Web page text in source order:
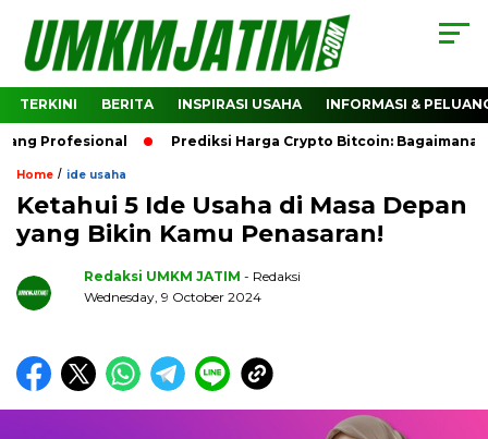
TERKINI BERITA INSPIRASI USAHA INFORMASI &
Prediksi Harga Crypto Bitcoin: Bagaimana
Home / ide usaha
Ketahui 5 Ide Usaha di Masa Depan
yang Bikin Kamu Penasaran!
Redaksi UMKM JATIM - Redaksi
Wednesday, 9 October 2024